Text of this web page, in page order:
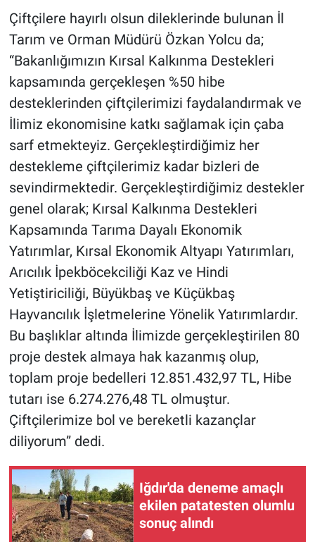
Çiftçilere hayırlı olsun dileklerinde bulunan İl
Tarım ve Orman Müdürü Özkan Yolcu da;
“Bakanlığımızın Kırsal Kalkınma Destekleri
kapsamında gerçekleşen %50 hibe
desteklerinden çiftçilerimizi faydalandırmak ve
İlimiz ekonomisine katkı sağlamak için çaba
sarf etmekteyiz. Gerçekleştirdiğimiz her
destekleme çiftçilerimiz kadar bizleri de
sevindirmektedir. Gerçekleştirdiğimiz destekler
genel olarak; Kırsal Kalkınma Destekleri
Kapsamında Tarıma Dayalı Ekonomik
Yatırımlar, Kırsal Ekonomik Altyapı Yatırımları,
Arıcılık İpekböcekciliği Kaz ve Hindi
Yetiştiriciliği, Büyükbaş ve Küçükbaş
Hayvancılık İşletmelerine Yönelik Yatırımlardır.
Bu başlıklar altında İlimizde gerçekleştirilen 80
proje destek almaya hak kazanmış olup,
toplam proje bedelleri 12.851.432,97 TL, Hibe
tutarı ise 6.274.276,48 TL olmuştur.
Çiftçilerimize bol ve bereketli kazançlar
diliyorum” dedi.
Iğdır'da deneme amaçlı
ekilen patatesten olumlu
sonuç alındı